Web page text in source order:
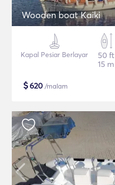
Wooden boat Kaiki
Kapal Pesiar Berlayar
50 ft
15 m
$620 /malam